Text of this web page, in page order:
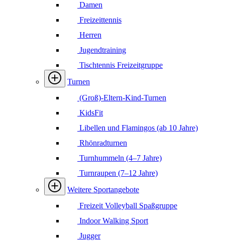
Damen
Freizeittennis
Herren
Jugendtraining
Tischtennis Freizeitgruppe
Turnen
(Groß)-Eltern-Kind-Turnen
KidsFit
Libellen und Flamingos (ab 10 Jahre)
Rhönradturnen
Turnhummeln (4–7 Jahre)
Turnraupen (7–12 Jahre)
Weitere Sportangebote
Freizeit Volleyball Spaßgruppe
Indoor Walking Sport
Jugger